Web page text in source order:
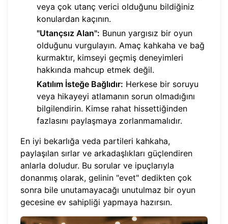
veya çok utanç verici olduğunu bildiğiniz
konulardan kaçının.
"Utançsız Alan": Bunun yargısız bir oyun
olduğunu vurgulayın. Amaç kahkaha ve bağ
kurmaktır, kimseyi geçmiş deneyimleri
hakkında mahcup etmek değil.
Katılım İsteğe Bağlıdır: Herkese bir soruyu
veya hikayeyi atlamanın sorun olmadığını
bilgilendirin. Kimse rahat hissettiğinden
fazlasını paylaşmaya zorlanmamalıdır.
En iyi bekarlığa veda partileri kahkaha,
paylaşılan sırlar ve arkadaşlıkları güçlendiren
anlarla doludur. Bu sorular ve ipuçlarıyla
donanmış olarak, gelinin "evet" dedikten çok
sonra bile unutamayacağı unutulmaz bir oyun
gecesine ev sahipliği yapmaya hazırsın.